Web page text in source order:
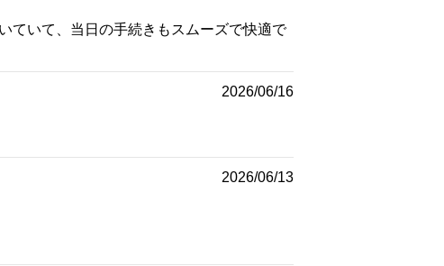
ていて、当日の手続きもスムーズで快適で
2026/06/16
2026/06/13